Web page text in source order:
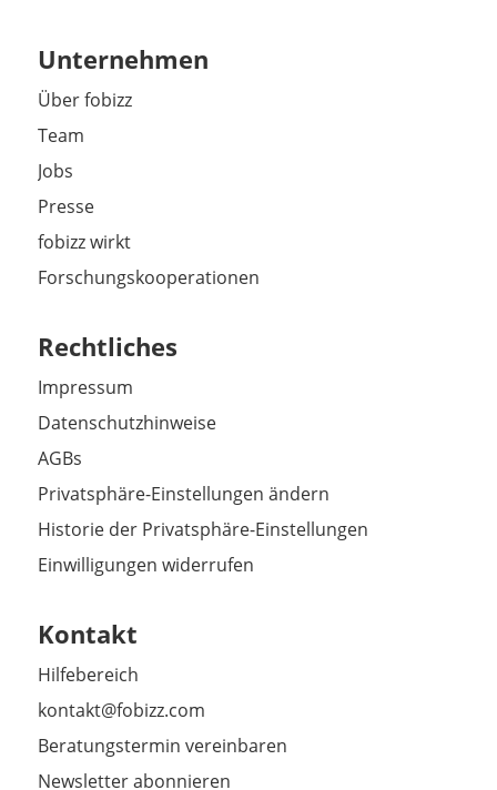
Unternehmen
Über fobizz
Team
Jobs
Presse
fobizz wirkt
Forschungskooperationen
Rechtliches
Impressum
Datenschutzhinweise
AGBs
Privatsphäre-Einstellungen ändern
Historie der Privatsphäre-Einstellungen
Einwilligungen widerrufen
Kontakt
Hilfebereich
kontakt@fobizz.com
Beratungstermin vereinbaren
Newsletter abonnieren